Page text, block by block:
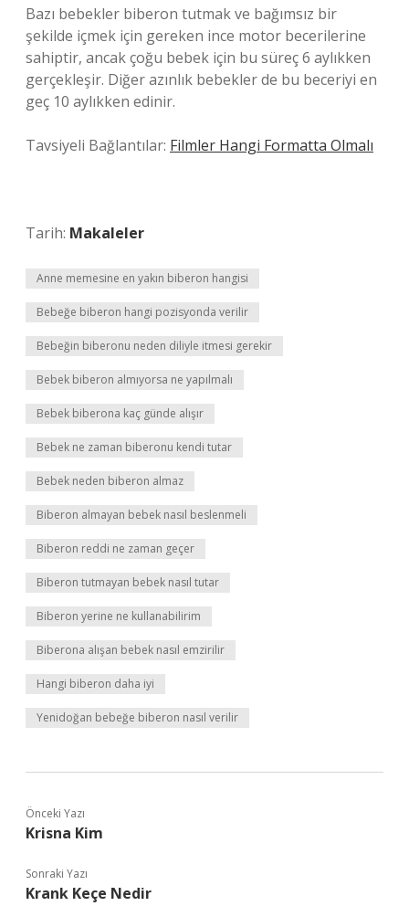
Bazı bebekler biberon tutmak ve bağımsız bir
şekilde içmek için gereken ince motor becerilerine
sahiptir, ancak çoğu bebek için bu süreç 6 aylıkken
gerçekleşir. Diğer azınlık bebekler de bu beceriyi en
geç 10 aylıkken edinir.
Tavsiyeli Bağlantılar: Filmler Hangi Formatta Olmalı
Tarih: Makaleler
Anne memesine en yakın biberon hangisi
Bebeğe biberon hangi pozisyonda verilir
Bebeğin biberonu neden diliyle itmesi gerekir
Bebek biberon almıyorsa ne yapılmalı
Bebek biberona kaç günde alışır
Bebek ne zaman biberonu kendi tutar
Bebek neden biberon almaz
Biberon almayan bebek nasıl beslenmeli
Biberon reddi ne zaman geçer
Biberon tutmayan bebek nasıl tutar
Biberon yerine ne kullanabilirim
Biberona alışan bebek nasıl emzirilir
Hangi biberon daha iyi
Yenidoğan bebeğe biberon nasıl verilir
Önceki Yazı
Krisna Kim
Sonraki Yazı
Krank Keçe Nedir